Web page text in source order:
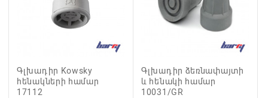
Գլխադիր Kowsky
հենակների համար
17112
Գլխադիր ձեռնափայտի
և հենակի համար
10031/GR